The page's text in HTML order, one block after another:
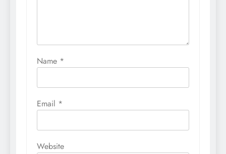
Name *
Email *
Website